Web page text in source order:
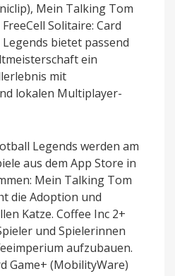
Mein Talking Tom
Solitaire: Card
bietet passend
ein
mit
lokalen Multiplayer-
Legends werden am
aus dem App Store in
Mein Talking Tom
die Adoption und
Katze. Coffee Inc 2+
und Spielerinnen
aufzubauen.
Game+ (MobilityWare)